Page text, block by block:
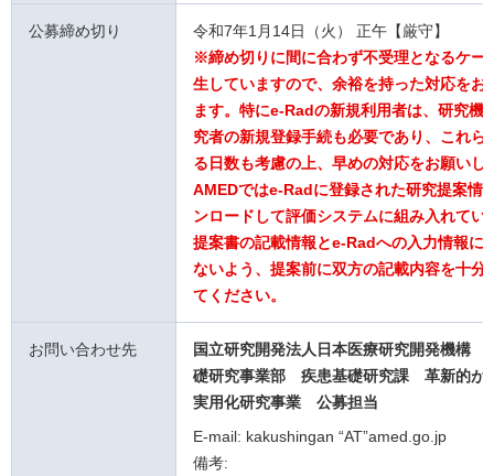
公募締め切り
令和7年1月14日（火） 正午【厳守】
※締め切りに間に合わず不受理となるケー
生していますので、余裕を持った対応をお
ます。特にe-Radの新規利用者は、研究機
究者の新規登録手続も必要であり、これら
る日数も考慮の上、早めの対応をお願いし
AMEDではe-Radに登録された研究提案情
ンロードして評価システムに組み入れてい
提案書の記載情報とe-Radへの入力情報に
ないよう、提案前に双方の記載内容を十分
てください。
お問い合わせ先
国立研究開発法人日本医療研究開発機構
礎研究事業部 疾患基礎研究課
革新的が
実用化研究事業
公募担当
E-mail: kakushingan “AT”amed.go.jp
備考: